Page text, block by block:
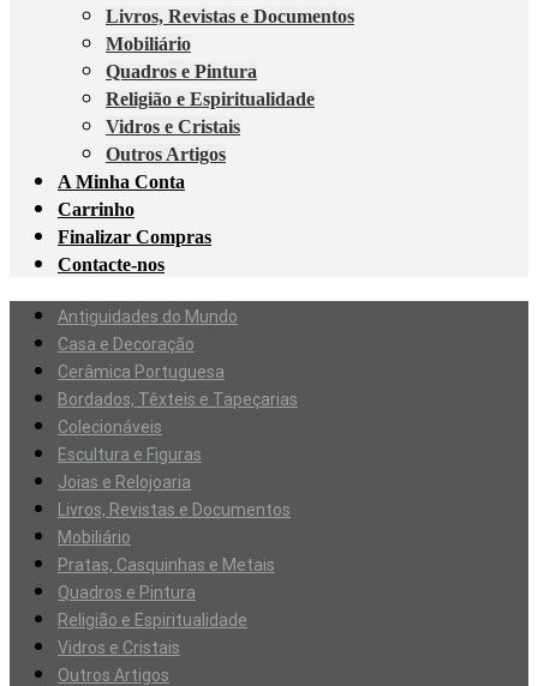
Livros, Revistas e Documentos
Mobiliário
Quadros e Pintura
Religião e Espiritualidade
Vidros e Cristais
Outros Artigos
A Minha Conta
Carrinho
Finalizar Compras
Contacte-nos
Antiguidades do Mundo
Casa e Decoração
Cerâmica Portuguesa
Bordados, Têxteis e Tapeçarias
Colecionáveis
Escultura e Figuras
Joias e Relojoaria
Livros, Revistas e Documentos
Mobiliário
Pratas, Casquinhas e Metais
Quadros e Pintura
Religião e Espiritualidade
Vidros e Cristais
Outros Artigos